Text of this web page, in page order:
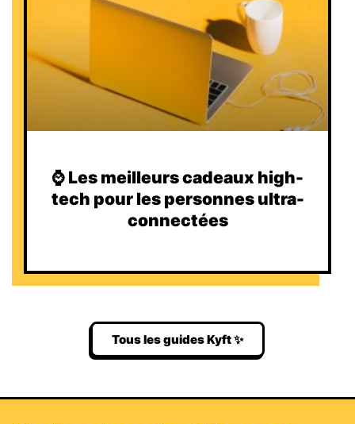
⌚️ Les meilleurs cadeaux high-
tech pour les personnes ultra-
connectées
Tous les guides Kyft ✨